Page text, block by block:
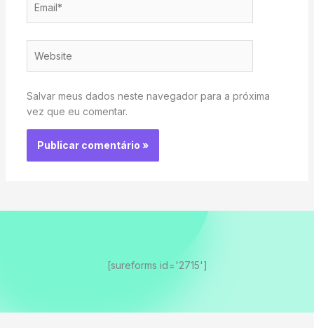
Salvar meus dados neste navegador para a próxima
vez que eu comentar.
[sureforms id='2715']